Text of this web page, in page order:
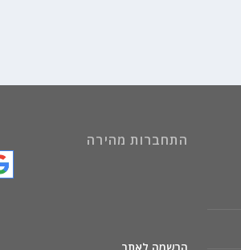
התחברות מהירה